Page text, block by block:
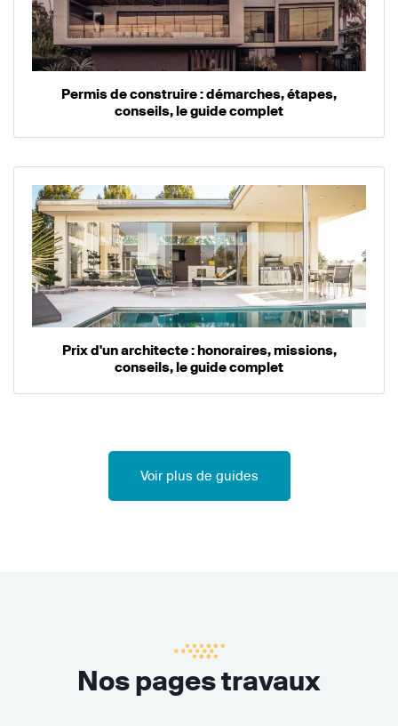
Permis de construire : démarches, étapes,
conseils, le guide complet
Prix d'un architecte : honoraires, missions,
conseils, le guide complet
Voir plus de guides
Nos pages travaux